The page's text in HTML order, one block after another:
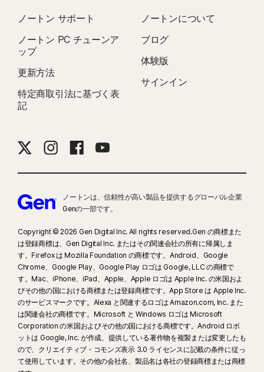
ノートン サポート
ノートン PC チューンア
ップ
更新方法
特定商取引法に基づく表
記
ノートンについて
ブログ
体験版
サインイン
ノートンは、信頼性が高い製品を提供するグローバル企業
Genの一部です。
Copyright © 2026 Gen Digital Inc. All rights reserved.Gen の商標また
は登録商標は、Gen Digital Inc. またはその関連会社の所有に帰属しま
す。Firefox は Mozilla Foundation の商標です。Android、Google
Chrome、Google Play、Google Play ロゴは Google, LLC の商標で
す。Mac、iPhone、iPad、Apple、Apple ロゴは Apple Inc. の米国およ
びその他の国における商標または登録商標です。App Store は Apple Inc.
のサービスマークです。Alexa と関連するロゴは Amazon.com, Inc. また
は関連会社の商標です。Microsoft と Windows ロゴは Microsoft
Corporation の米国およびその他の国における商標です。Android ロボ
ットは Google, Inc. が作成、提供している著作物を複製または変更したも
ので、クリエイティブ・コモンズ表示 3.0 ライセンスに記載の条件に従っ
て使用しています。その他の会社名、製品名は各社の登録商標または商標